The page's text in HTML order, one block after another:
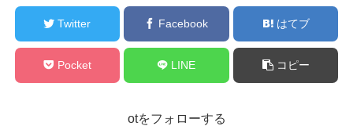
Twitter Facebook はてブ
Pocket LINE コピー
otをフォローする